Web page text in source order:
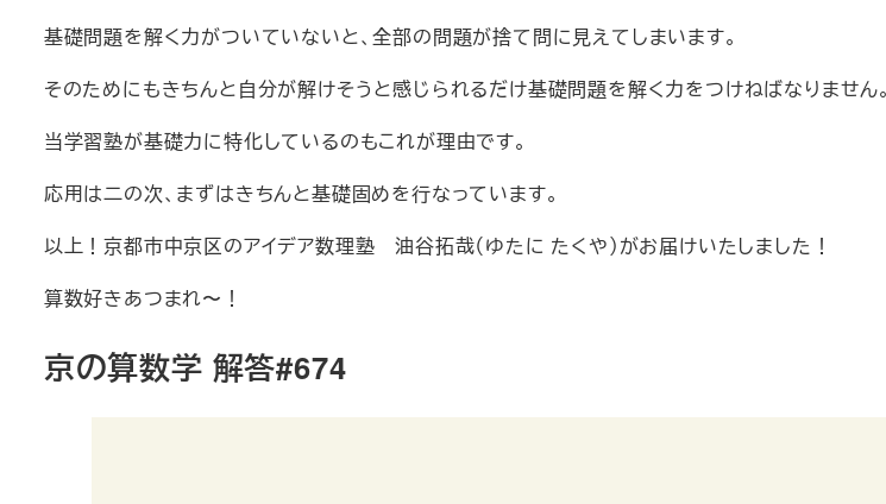
基礎問題を解く力がついていないと、全部の問題が捨て問に見えてしまいます。
そのためにもきちんと自分が解けそうと感じられるだけ基礎問題を解く力をつけねばなりません。
当学習塾が基礎力に特化しているのもこれが理由です。
応用は二の次、まずはきちんと基礎固めを行なっています。
以上！京都市中京区のアイデア数理塾 油谷拓哉（ゆたに たくや）がお届けいたしました！
算数好きあつまれ〜！
京の算数学 解答#674